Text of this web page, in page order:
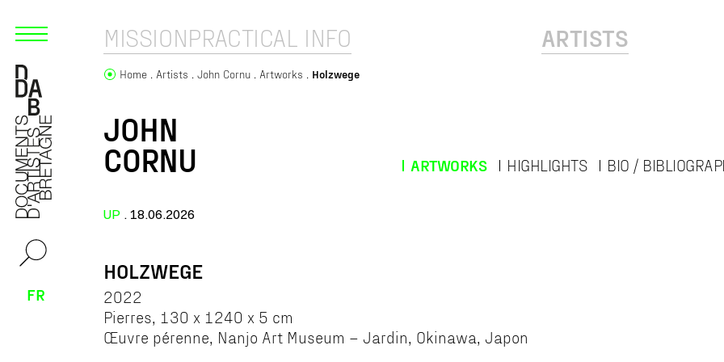
FR
MISSIONPRACTICAL INFO ARTISTS
Home Artists John Cornu Artworks Holzwege
JOHN
CORNU ARTWORKS HIGHLIGHTS BIO /
UP . 18.06.2026
HOLZWEGE
2022
Pierres, 130 x 1240 x 5 cm
Œuvre pérenne, Nanjo Art Museum – Jardin, Okinawa, Japon